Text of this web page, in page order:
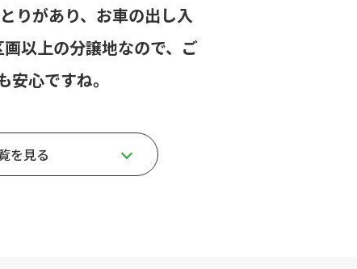
りがあり、お車の出し入
以上の分譲地なので、ご
安心ですね。
を見る